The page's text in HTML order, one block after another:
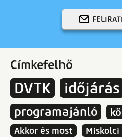
Címkefelhő
DVTK időjárás
programajánló
Akkor és most
Miskolci